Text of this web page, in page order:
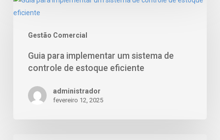
Gestão Comercial
Guia para implementar um sistema de
controle de estoque eficiente
administrador
fevereiro 12, 2025